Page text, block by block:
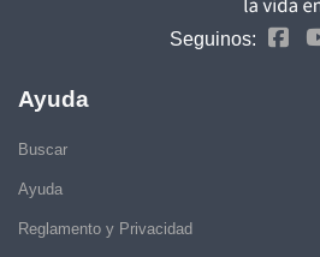
Seguinos:
Ayuda
Buscar
Ayuda
Reglamento y Privacidad